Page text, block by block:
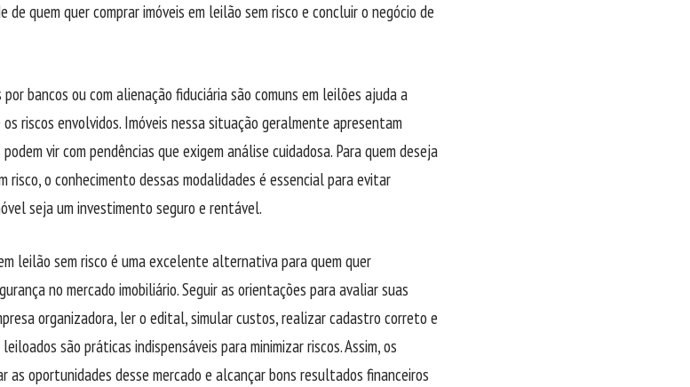
quem quer comprar imóveis em leilão sem risco e concluir o negócio de
bancos ou com alienação fiduciária são comuns em leilões ajuda a
riscos envolvidos. Imóveis nessa situação geralmente apresentam
vir com pendências que exigem análise cuidadosa. Para quem deseja
risco, o conhecimento dessas modalidades é essencial para evitar
seja um investimento seguro e rentável.
leilão sem risco é uma excelente alternativa para quem quer
no mercado imobiliário. Seguir as orientações para avaliar suas
organizadora, ler o edital, simular custos, realizar cadastro correto e
são práticas indispensáveis para minimizar riscos. Assim, os
as oportunidades desse mercado e alcançar bons resultados financeiros